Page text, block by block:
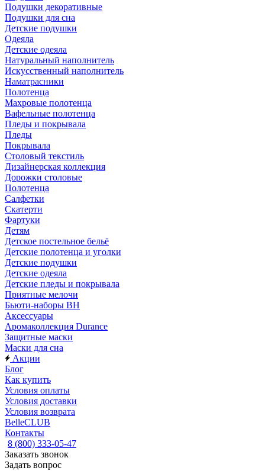
Подушки декоративные
Подушки для сна
Детские подушки
Одеяла
Детские одеяла
Натуральный наполнитель
Искуcственный наполнитель
Наматрасники
Полотенца
Махровые полотенца
Вафельные полотенца
Пледы и покрывала
Пледы
Покрывала
Столовый текстиль
Дизайнерская коллекция
Дорожки столовые
Полотенца
Салфетки
Скатерти
Фартуки
Детям
Детское постельное бельё
Детские полотенца и уголки
Детские подушки
Детские одеяла
Детские пледы и покрывала
Приятные мелочи
Бьюти-наборы ВН
Аксессуары
Аромаколлекция Durance
Защитные маски
Маски для сна
Акции
Блог
Как купить
Условия оплаты
Условия доставки
Условия возврата
BelleCLUB
Контакты
8 (800) 333-05-47
Заказать звонок
Задать вопрос